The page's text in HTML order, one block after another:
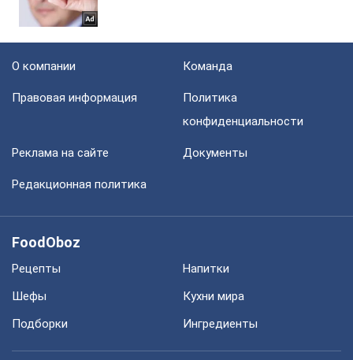
О компании Команда
Правовая информация
Политика
конфиденциальности
Реклама на сайте Документы
Редакционная политика
FoodOboz
Рецепты
Напитки
Шефы
Кухни мира
Подборки
Ингредиенты